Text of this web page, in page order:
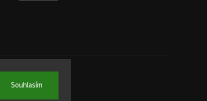
Souhlasím